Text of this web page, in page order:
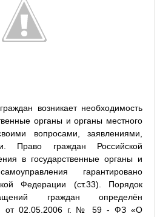
возникает необходимость
органы и органы местного
вопросами, заявлениями,
Право граждан Российской
в государственные органы и
гарантировано
Федерации (ст.33). Порядок
граждан определён
от 02.05.2006 г. № 59 - ФЗ «О